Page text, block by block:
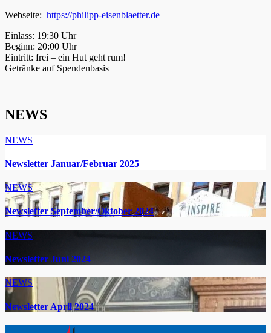
Webseite: https://philipp-eisenblaetter.de
Einlass: 19:30 Uhr
Beginn: 20:00 Uhr
Eintritt: frei – ein Hut geht rum!
Getränke auf Spendenbasis
NEWS
NEWS
Newsletter Januar/Februar 2025
NEWS
Newsletter September/Oktober 2024
NEWS
Newsletter Juni 2024
NEWS
Newsletter April 2024